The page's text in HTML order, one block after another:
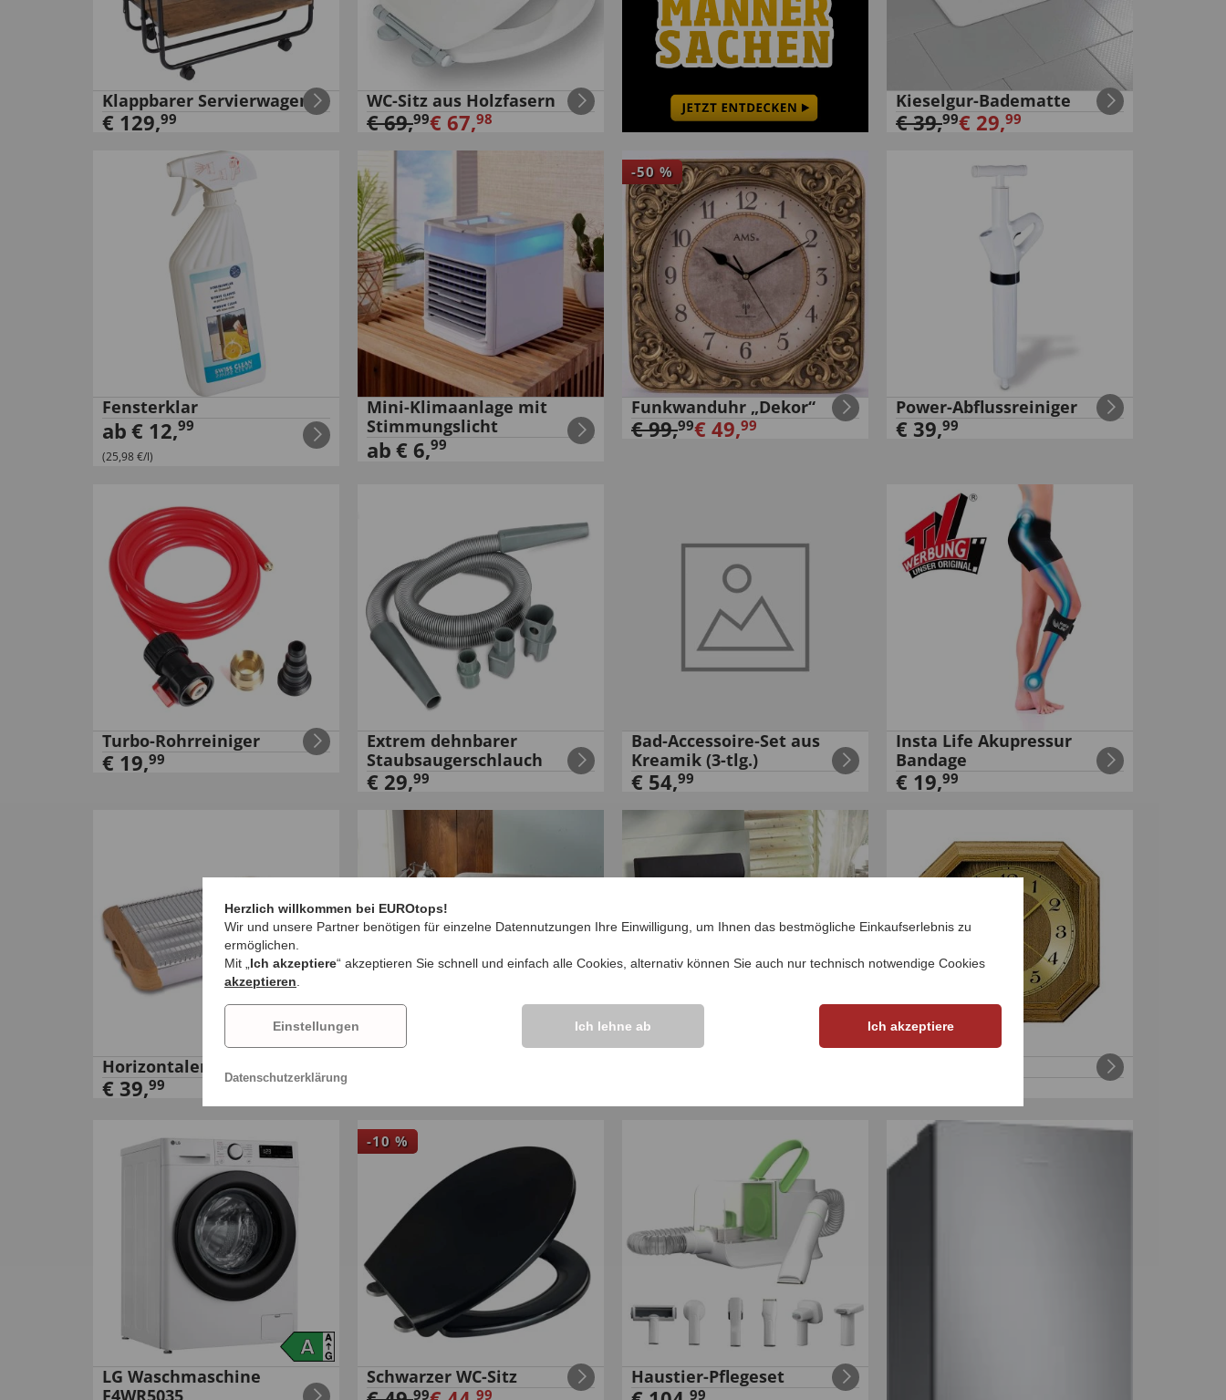
Klappbarer Servierwagen
€ 129,99
WC-Sitz aus Holzfasern
€69,99€ 67,98
Kieselgur-Badematte
€39,99€ 29,99
Fensterklar
ab € 12,99
(25,98 €/l)
Mini-Klimaanlage mit
Stimmungslicht
ab € 6,99
-50 %
Funkwanduhr „Dekor“
€99,99€ 49,99
Power-Abflussreiniger
€ 39,99
Turbo-Rohrreiniger
€ 19,99
Extrem dehnbarer
Staubsaugerschlauch
€ 29,99
Bad-Accessoire-Set aus
Kreamik (3-tlg.)
€ 54,99
Insta Life Akupressur
Bandage
€ 19,99
Horizontaler Flachtoaster
€ 39,99
LG Waschmaschine
F4WR5035
-10 %
Schwarzer WC-Sitz
99 99
Haustier-Pflegeset
99
Herzlich willkommen bei EUROtops!
Wir und unsere Partner benötigen für einzelne Datennutzungen Ihre Einwilligung, um Ihnen das bestmögliche Einkaufserlebnis zu
ermöglichen.
Mit „ Ich akzeptiere“ akzeptieren Sie schnell und einfach alle Cookies, alternativ können Sie auch nur technisch notwendige Cookies
akzeptieren
Einstellungen Ich lehne ab Ich akzeptiere
Datenschutzerklärung